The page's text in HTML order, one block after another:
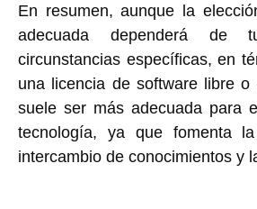
En resumen, aunque la
adecuada dependerá de
circunstancias específicas, en
una licencia de software libre o
suele ser más adecuada para
tecnología, ya que fomenta
intercambio de conocimientos y